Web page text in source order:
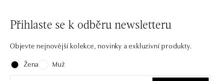
Přihlaste se k odběru newsletteru
Objevte nejnovější kolekce, novinky a exkluzivní produkty.
Žena
Muž